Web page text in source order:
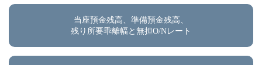
当座預金残高、準備預金残高、
残り所要乖離幅と無担O/Nレート